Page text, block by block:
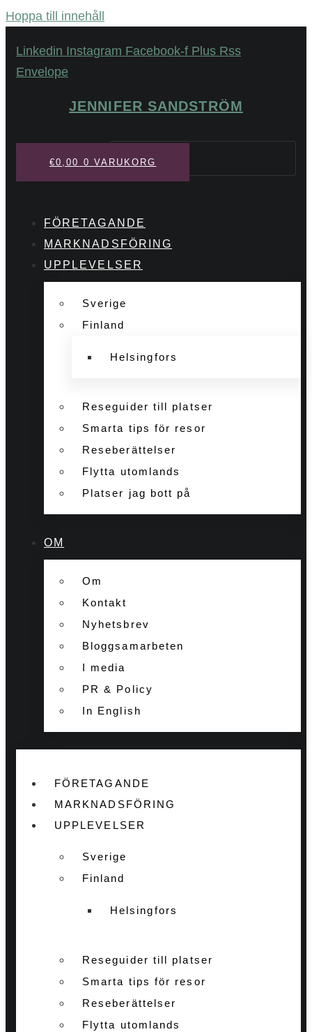
Hoppa till innehåll
Linkedin Instagram Facebook-f Plus Rss
Envelope
JENNIFER SANDSTRÖM
Sök
€0,00 0 VARUKORG
FÖRETAGANDE
MARKNADSFÖRING
UPPLEVELSER
Sverige
Finland
Helsingfors
Reseguider till platser
Smarta tips för resor
Reseberättelser
Flytta utomlands
Platser jag bott på
OM
Om
Kontakt
Nyhetsbrev
Bloggsamarbeten
I media
PR & Policy
In English
FÖRETAGANDE
MARKNADSFÖRING
UPPLEVELSER
Sverige
Finland
Helsingfors
Reseguider till platser
Smarta tips för resor
Reseberättelser
Flytta utomlands